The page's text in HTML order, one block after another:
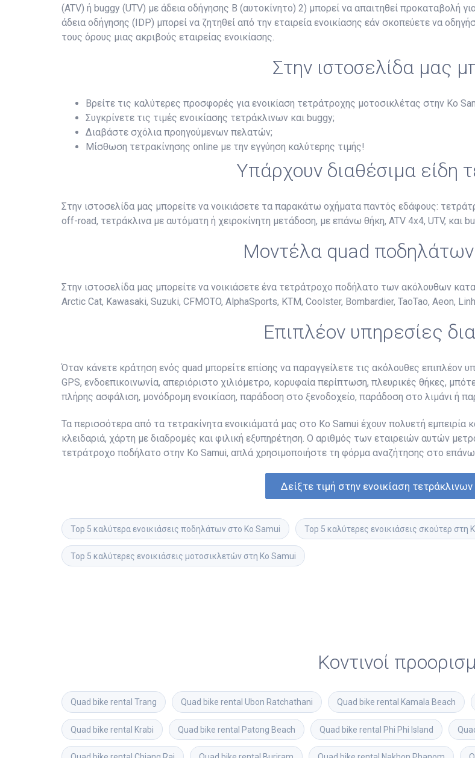
(ATV) ή buggy (UTV) με άδεια οδήγησης B (αυτοκίνητο) 2) μπορεί να απαιτηθεί προκαταβολή
άδεια οδήγησης (IDP) μπορεί να ζητηθεί από την εταιρεία ενοικίασης εάν σκοπεύετε να
τους όρους μιας ακριβούς εταιρείας ενοικίασης.
Στην ιστοσελίδα μας
Βρείτε τις καλύτερες προσφορές για ενοικίαση τετράτροχης μοτοσικλέτας στην Ko
Συγκρίνετε τις τιμές ενοικίασης τετράκλινων και buggy;
Διαβάστε σχόλια προηγούμενων πελατών;
Μίσθωση τετρακίνησης online με την εγγύηση καλύτερης τιμής!
Υπάρχουν διαθέσιμα είδη
Στην ιστοσελίδα μας μπορείτε να νοικιάσετε τα παρακάτω οχήματα παντός εδάφους:
off-road, τετράκλινα με αυτόματη ή χειροκίνητη μετάδοση, με επάνω θήκη, ATV 4x4, UTV, και
Μοντέλα quad ποδηλάτων
Στην ιστοσελίδα μας μπορείτε να νοικιάσετε ένα τετράτροχο ποδήλατο των ακόλουθων
Arctic Cat, Kawasaki, Suzuki, CFMOTO, AlphaSports, KTM, Coolster, Bombardier, TaoTao, Aeon,
Επιπλέον υπηρεσίες
Όταν κάνετε κράτηση ενός quad μπορείτε επίσης να παραγγείλετε τις ακόλουθες επιπλέον
GPS, ενδοεπικοινωνία, απεριόριστο χιλιόμετρο, κορυφαία περίπτωση, πλευρικές θήκες,
πλήρης ασφάλιση, μονόδρομη ενοικίαση, παράδοση στο ξενοδοχείο, παράδοση στο λιμάνι ή
Τα περισσότερα από τα τετρακίνητα ενοικιάματά μας στο Ko Samui έχουν πολυετή εμπειρία
κλειδαριά, χάρτη με διαδρομές και φιλική εξυπηρέτηση. Ο αριθμός των εταιρειών αυτών
τετράτροχο ποδήλατο στην Ko Samui, απλά χρησιμοποιήστε τη φόρμα αναζήτησης στο επάνω
Δείξτε τιμή στην ενοικίαση
Top 5 καλύτερα ενοικιάσεις ποδηλάτων στο Ko Samui Top 5 καλύτερες ενοικιάσεις σκούτερ στη
Top 5 καλύτερες ενοικιάσεις μοτοσικλετών στη Ko Samui
Κοντινοί
Quad bike rental Trang Quad bike rental Ubon Ratchathani Quad bike rental Kamala Beach
Quad bike rental Krabi Quad bike rental Patong Beach Quad bike rental Phi Phi Island